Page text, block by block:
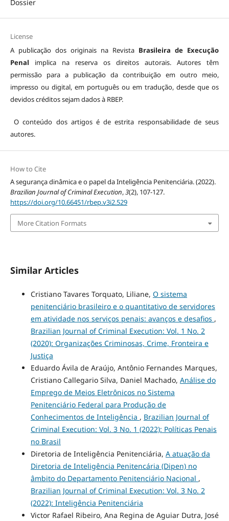
Dossier
License
A publicação dos originais na Revista Brasileira de Execução
Penal implica na reserva os direitos autorais. Autores têm
permissão para a publicação da contribuição em outro meio,
impresso ou digital, em português ou em tradução, desde que os
devidos créditos sejam dados à RBEP.
O conteúdo dos artigos é de estrita responsabilidade de seus
autores.
How to Cite
A segurança dinâmica e o papel da Inteligência Penitenciária. (2022).
Brazilian Journal of Criminal Execution,3(2), 107-127.
https://doi.org/10.66451/rbep.v3i2.529
More Citation Formats
Similar Articles
Cristiano Tavares Torquato, Liliane, O sistema
penitenciário brasileiro e o quantitativo de servidores
em atividade nos serviços penais: avanços e desafios ,
Brazilian Journal of Criminal Execution: Vol. 1 No. 2
(2020): Organizações Criminosas, Crime, Fronteira e
Justiça
Eduardo Ávila de Araújo, Antônio Fernandes Marques,
Cristiano Callegario Silva, Daniel Machado, Análise do
Emprego de Meios Eletrônicos no Sistema
Penitenciário Federal para Produção de
Conhecimentos de Inteligência , Brazilian Journal of
Criminal Execution: Vol. 3 No. 1 (2022): Políticas Penais
no Brasil
Diretoria de Inteligência Penitenciária, A atuação da
Diretoria de Inteligência Penitencária (Dipen) no
âmbito do Departamento Penitenciário Nacional ,
Brazilian Journal of Criminal Execution: Vol. 3 No. 2
(2022): Inteligência Penitenciária
Victor Rafael Ribeiro, Ana Regina de Aguiar Dutra, José